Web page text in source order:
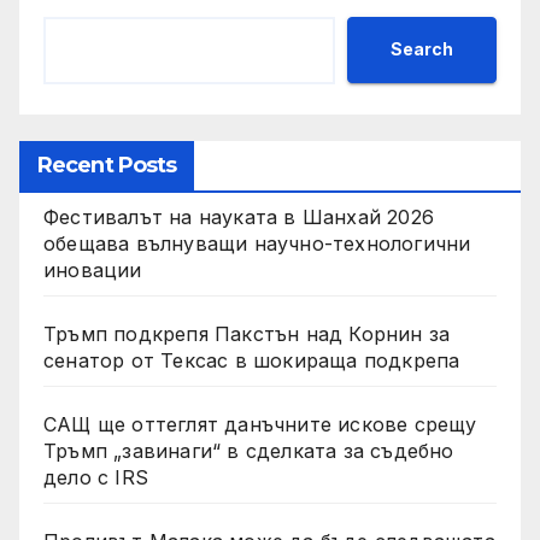
Search
Recent Posts
Фестивалът на науката в Шанхай 2026
обещава вълнуващи научно-технологични
иновации
Тръмп подкрепя Пакстън над Корнин за
сенатор от Тексас в шокираща подкрепа
САЩ ще оттеглят данъчните искове срещу
Тръмп „завинаги“ в сделката за съдебно
дело с IRS